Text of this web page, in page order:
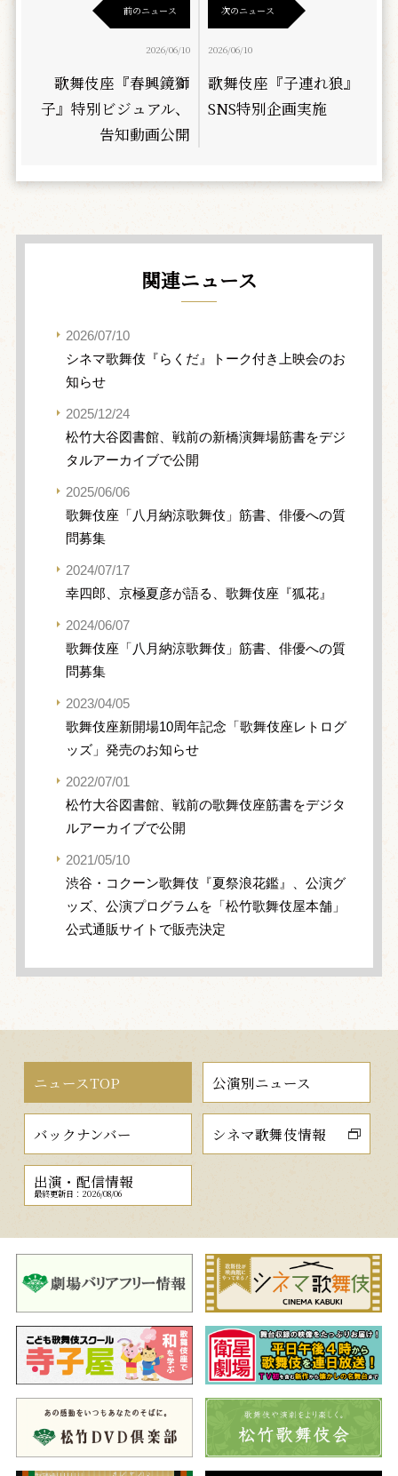
前のニュース
2026/06/10
歌舞伎座『春興鏡獅
子』特別ビジュアル、
告知動画公開
次のニュース
2026/06/10
歌舞伎座『子連れ狼』
SNS特別企画実施
関連ニュース
2026/07/10
シネマ歌舞伎『らくだ』トーク付き上映会のお
知らせ
2025/12/24
松竹大谷図書館、戦前の新橋演舞場筋書をデジ
タルアーカイブで公開
2025/06/06
歌舞伎座「八月納涼歌舞伎」筋書、俳優への質
問募集
2024/07/17
幸四郎、京極夏彦が語る、歌舞伎座『狐花』
2024/06/07
歌舞伎座「八月納涼歌舞伎」筋書、俳優への質
問募集
2023/04/05
歌舞伎座新開場10周年記念「歌舞伎座レトログ
ッズ」発売のお知らせ
2022/07/01
松竹大谷図書館、戦前の歌舞伎座筋書をデジタ
ルアーカイブで公開
2021/05/10
渋谷・コクーン歌舞伎『夏祭浪花鑑』、公演グ
ッズ、公演プログラムを「松竹歌舞伎屋本舗」
公式通販サイトで販売決定
ニュースTOP 公演別ニュース
バックナンバー シネマ歌舞伎情報
出演・配信情報
最終更新日：2026/08/06